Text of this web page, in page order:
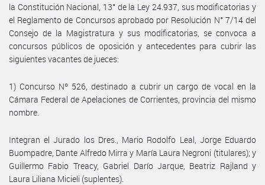
la Constitución Nacional, 13° de la Ley 24.937, sus modificatorias y
el Reglamento de Concursos aprobado por Resolución N° 7/14 del
Consejo de la Magistratura y sus modificatorias, se convoca a
concursos públicos de oposición y antecedentes para cubrir las
siguientes vacantes de jueces:
1) Concurso Nº 526, destinado a cubrir un cargo de vocal en la
Cámara Federal de Apelaciones de Corrientes, provincia del mismo
nombre.
Integran el Jurado los Dres., Mario Rodolfo Leal, Jorge Eduardo
Buompadre, Dante Alfredo Mirra y María Laura Negroni (titulares); y
Guillermo Fabio Treacy, Gabriel Darío Jarque, Beatriz Rajland y
Laura Liliana Micieli (suplentes).